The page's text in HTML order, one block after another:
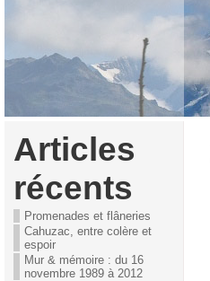
Articles
récents
Promenades et flâneries
Cahuzac, entre colère et
espoir
Mur & mémoire : du 16
novembre 1989 à 2012